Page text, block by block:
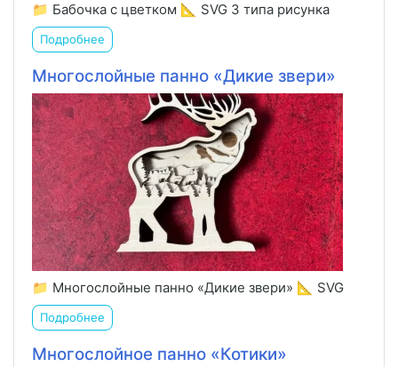
📁 Бабочка с цветком 📐 SVG 3 типа рисунка
Подробнее
Многослойные панно «Дикие звери»
📁 Многослойные панно «Дикие звери» 📐 SVG
Подробнее
Многослойное панно «Котики»